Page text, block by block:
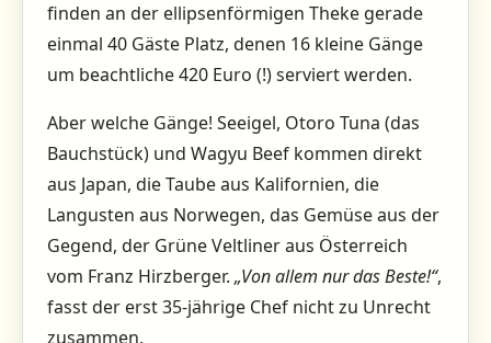
finden an der ellipsenförmigen Theke gerade
einmal 40 Gäste Platz, denen 16 kleine Gänge
um beachtliche 420 Euro (!) serviert werden.
Aber welche Gänge! Seeigel, Otoro Tuna (das
Bauchstück) und Wagyu Beef kommen direkt
aus Japan, die Taube aus Kalifornien, die
Langusten aus Norwegen, das Gemüse aus der
Gegend, der Grüne Veltliner aus Österreich
vom Franz Hirzberger. „Von allem nur das Beste!“,
fasst der erst 35-jährige Chef nicht zu Unrecht
zusammen.